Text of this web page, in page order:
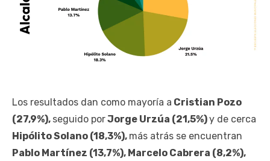
Los resultados dan como mayoría a Cristian Pozo
(27,9%), seguido porJorge Urzúa (21,5%)y de cerca
Hipólito Solano (18,3%), más atrás se encuentran
Pablo Martínez (13,7%), Marcelo Cabrera (8,2%),